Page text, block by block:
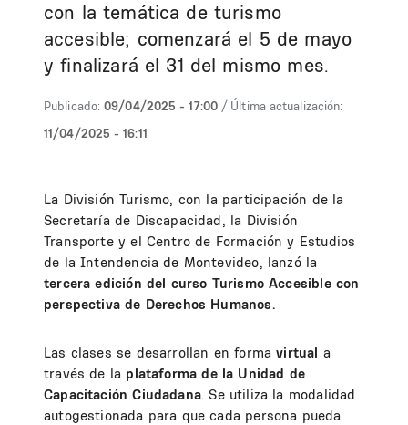
con la temática de turismo
accesible; comenzará el 5 de mayo
y finalizará el 31 del mismo mes.
Publicado: 09/04/2025 - 17:00 / Última actualización:
11/04/2025 - 16:11
La División Turismo, con la participación de la
Secretaría de Discapacidad, la División
Transporte y el Centro de Formación y Estudios
de la Intendencia de Montevideo, lanzó la
tercera edición del curso Turismo Accesible con
perspectiva de Derechos Humanos.
Las clases se desarrollan en formavirtual a
través de la plataforma de la Unidad de
Capacitación Ciudadana. Se utiliza la modalidad
autogestionada para que cada persona pueda